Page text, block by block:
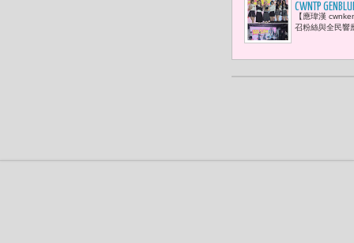
CWNTP
弱勢兒童
【應瑋漢
召粉絲與全民響